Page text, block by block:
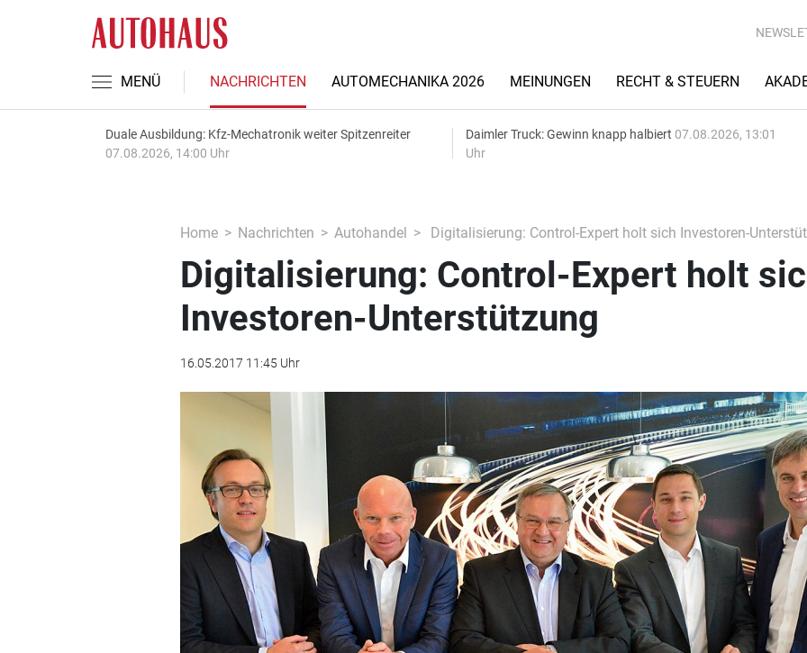
MENÜ NACHRICHTEN AUTOMECHANIKA 2026 MEINUNGEN RECHT & STEUERN
Duale Ausbildung: Kfz-Mechatronik weiter Spitzenreiter
07.08.2026, 14:00 Uhr
Daimler Truck: Gewinn knapp halbiert 07.08.2026, 13:01
Uhr
Home Nachrichten Autohandel Digitalisierung: Control-Expert holt sich Investoren-
Digitalisierung: Control-Expert holt
Investoren-Unterstützung
16.05.2017 11:45 Uhr